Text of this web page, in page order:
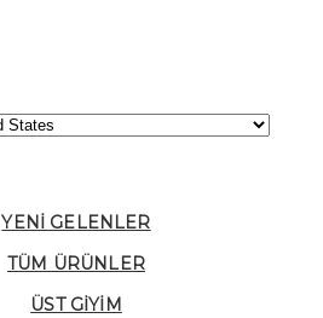
YENI GELENLER
TÜM ÜRÜNLER
ÜST GIYIM